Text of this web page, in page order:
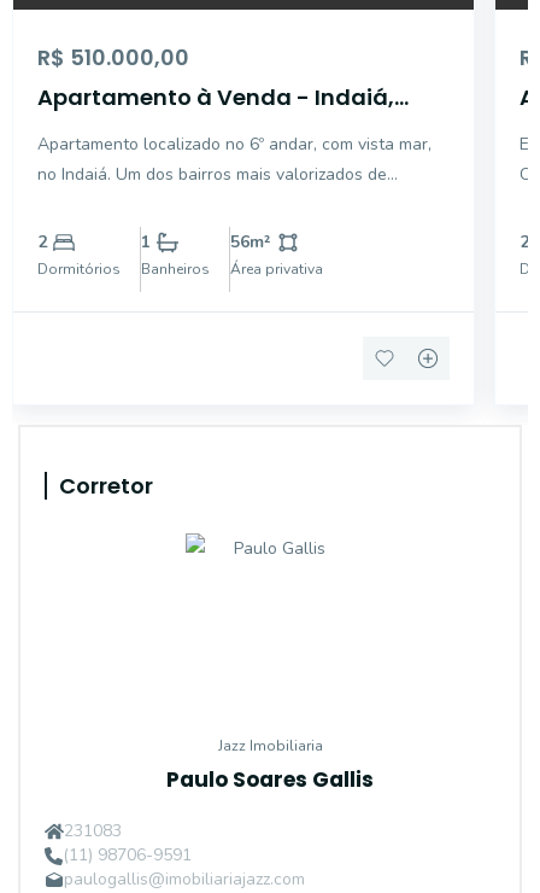
R$ 510.000,00
Apartamento à Venda - Indaiá,
Apartamento localizado no 6º andar, com vista mar,
no Indaiá. Um dos bairros mais valorizados de
serviços e áreas institucionais, o Villa Art Indaiá
oferecerá toda comodidade, lazer e segurança que
2
Dormitórios
1
Banheiros
56m²
Área privativa
mar. Dormitórios: 2
2
Corretor
Jazz Imobiliaria
Paulo Soares Gallis
231083
(11) 98706-9591
paulogallis@imobiliariajazz.com